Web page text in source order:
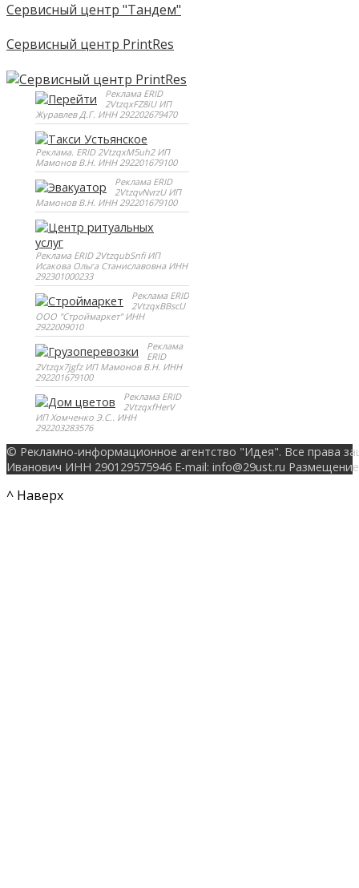
Сервисный центр "Тандем"
Сервисный центр PrintRes
Реклама ERID
2VtzqxFZ8iU ИП
Журавлев Д.Г. ИНН 292202679470
Реклама. ERID 2VtzqxM5uh2 ИП
Мамонов В.Н. ИНН 292201679100
Реклама ERID
2VtzqvNvrzU ИП
Мамонов В.Н. ИНН 292201679100
Реклама ERID 2VtzqubSnfi ИП
Исакова Ольга Станиславовна ИНН
292301000233
Реклама ERID
2VtzqxBBscU
ООО "Строймаркет" ИНН
2922009010
Реклама
ERID
2Vtzqx7jgfz ИП Мамонов В.Н. ИНН
292201679100
Реклама ERID
2VtzqxfHerV
ИП Хомченко Э.С.. ИНН
292203283576
© Рекламно-информационное агентство "Идея". Все права
Иванович ИНН 290129575946 E-mail: info@29ust.ru
^ Наверх